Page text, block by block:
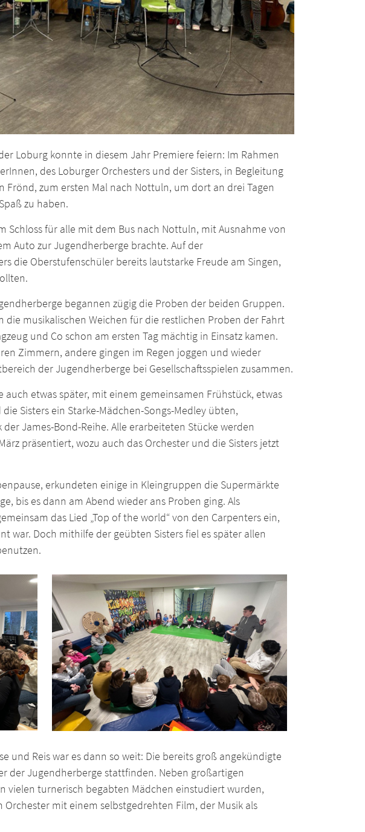
Loburg konnte in diesem Jahr Premiere feiern: Im Rahmen
des Loburger Orchesters und der Sisters, in Begleitung
Frönd, zum ersten Mal nach Nottuln, um dort an drei Tagen
zu haben.
Schloss für alle mit dem Bus nach Nottuln, mit Ausnahme von
Auto zur Jugendherberge brachte. Auf der
die Oberstufenschüler bereits lautstarke Freude am Singen,
begannen zügig die Proben der beiden Gruppen.
musikalischen Weichen für die restlichen Proben der Fahrt
und Co schon am ersten Tag mächtig in Einsatz kamen.
Zimmern, andere gingen im Regen joggen und wieder
der Jugendherberge bei Gesellschaftsspielen zusammen.
auch etwas später, mit einem gemeinsamen Frühstück, etwas
Sisters ein Starke-Mädchen-Songs-Medley übten,
James-Bond-Reihe. Alle erarbeiteten Stücke werden
präsentiert, wozu auch das Orchester und die Sisters jetzt
erkundeten einige in Kleingruppen die Supermärkte
bis es dann am Abend wieder ans Proben ging. Als
das Lied „Top of the world“ von den Carpenters ein,
war. Doch mithilfe der geübten Sisters fiel es später allen
und Reis war es dann so weit: Die bereits groß angekündigte
der Jugendherberge stattfinden. Neben großartigen
vielen turnerisch begabten Mädchen einstudiert wurden,
mit einem selbstgedrehten Film, der Musik als